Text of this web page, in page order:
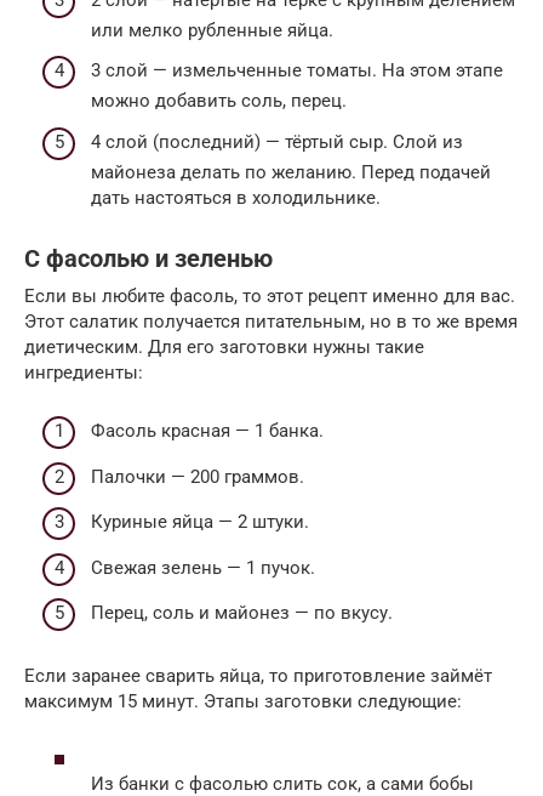
или мелко рубленные яйца.
3 слой — измельченные томаты. На этом этапе
можно добавить соль, перец.
4 слой (последний) — тёртый сыр. Слой из
майонеза делать по желанию. Перед подачей
дать настояться в холодильнике.
С фасолью и зеленью
Если вы любите фасоль, то этот рецепт именно для вас.
Этот салатик получается питательным, но в то же время
диетическим. Для его заготовки нужны такие
ингредиенты:
Фасоль красная — 1 банка.
Палочки — 200 граммов.
Куриные яйца — 2 штуки.
Свежая зелень — 1 пучок.
Перец, соль и майонез — по вкусу.
Если заранее сварить яйца, то приготовление займёт
максимум 15 минут. Этапы заготовки следующие:
Из банки с фасолью слить сок, а сами бобы